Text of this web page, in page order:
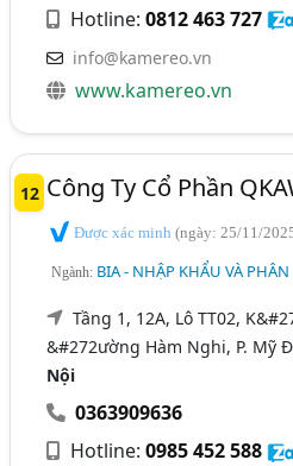
Hotline:0812 463 727
info@kamereo.vn
www.kamereo.vn
12 Công Ty Cổ Phần
Được xác minh(ngày: 25/11/
Ngành: BIA - NHẬP KHẨU VÀ
Tầng 1, 12A, Lô TT02,
&#272ường Hàm Nghi, P. Mỹ
Nội
0363909636
Hotline:0985 452 588